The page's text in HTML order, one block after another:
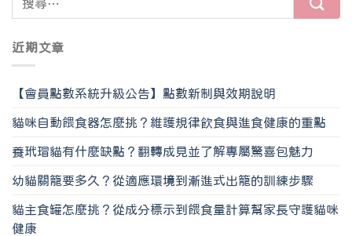
近期文章
【會員點數系統升級公告】點數新制與效期說明
貓咪自動餵食器怎麼挑？維護規律飲食與進食健康的重點
養玳瑁貓有什麼缺點？翻轉成見並了解專屬驚喜包魅力
幼貓關籠要多久？從適應環境到漸進式出籠的訓練步驟
貓主食罐怎麼挑？從成分標示到餵食量計算幫家長守護貓咪
健康